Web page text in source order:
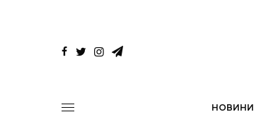
НОВИНИ